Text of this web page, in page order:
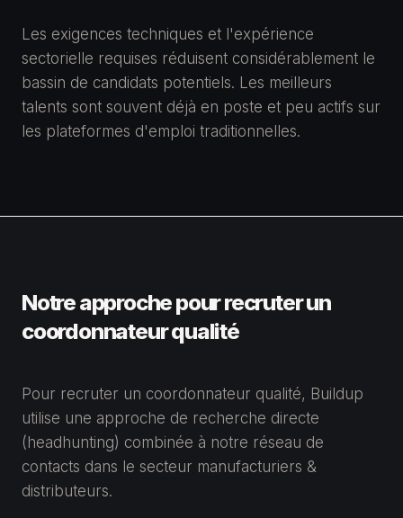
Les exigences techniques et l'expérience
sectorielle requises réduisent considérablement le
bassin de candidats potentiels. Les meilleurs
talents sont souvent déjà en poste et peu actifs sur
les plateformes d'emploi traditionnelles.
Notre approche pour recruter un
coordonnateur qualité
Pour recruter un coordonnateur qualité, Buildup
utilise une approche de recherche directe
(headhunting) combinée à notre réseau de
contacts dans le secteur manufacturiers &
distributeurs.